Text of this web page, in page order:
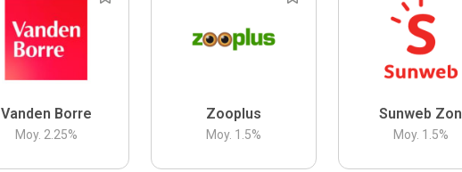
Vanden Borre
Moy. 2.25%
Zooplus
Moy. 1.5%
Sunweb Zon
Moy. 1.5%